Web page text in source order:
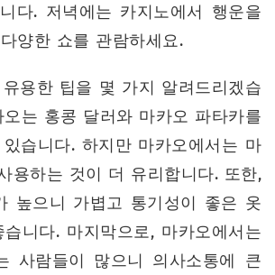
다. 저녁에는 카지노에서 행운을
양한 쇼를 관람하세요.
용한 팁을 몇 가지 알려드리겠습
오는 홍콩 달러와 마카오 파타카를
습니다. 하지만 마카오에서는 마
용하는 것이 더 유리합니다. 또한,
높으니 가볍고 통기성이 좋은 옷
니다. 마지막으로, 마카오에서는
사람들이 많으니 의사소통에 큰